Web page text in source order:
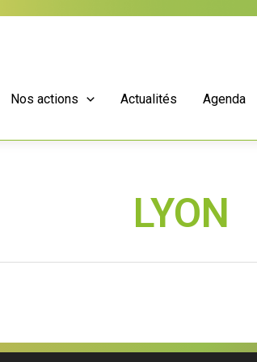
Nos actions Actualités Agenda
LYON